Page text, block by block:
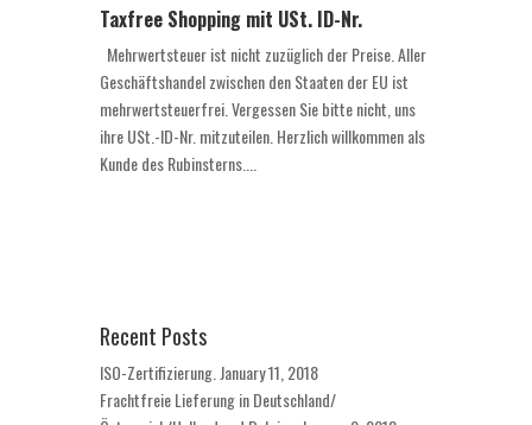
Taxfree Shopping mit USt. ID-Nr.
Mehrwertsteuer ist nicht zuzüglich der Preise. Aller
Geschäftshandel zwischen den Staaten der EU ist
mehrwertsteuerfrei. Vergessen Sie bitte nicht, uns
ihre USt.-ID-Nr. mitzuteilen. Herzlich willkommen als
Kunde des Rubinsterns....
Recent Posts
ISO-Zertifizierung. January 11, 2018
Frachtfreie Lieferung in Deutschland/